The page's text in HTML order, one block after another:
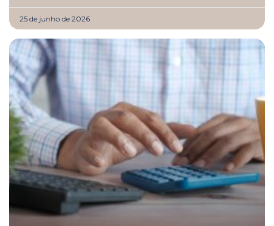
25 de junho de 2026